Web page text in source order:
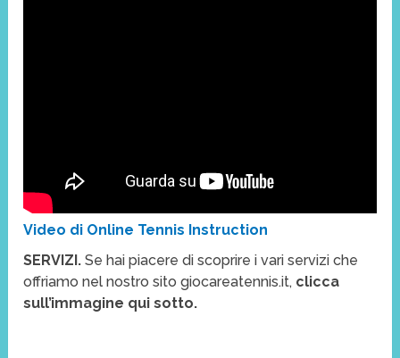
Video di Online Tennis Instruction
SERVIZI. Se hai piacere di scoprire i vari servizi che
offriamo nel nostro sito giocareatennis.it, clicca
sull’immagine qui sotto.